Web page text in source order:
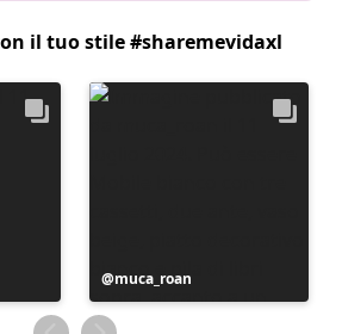
il tuo stile #sharemevidaxl
Post
pubblicato
da
muca_roan